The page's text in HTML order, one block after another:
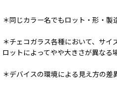
＊同じカラー名でもロット・形・製
＊チェコガラス各種において、サイ
ロットによってやや大きさが異なる
＊デバイスの環境による見え方の差